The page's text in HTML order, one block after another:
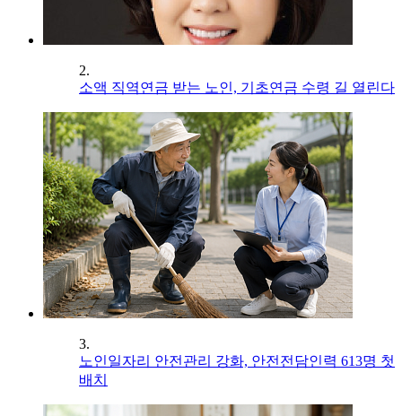
2.
소액 직역연금 받는 노인, 기초연금 수령 길 열린다
3.
노인일자리 안전관리 강화, 안전전담인력 613명 첫
배치